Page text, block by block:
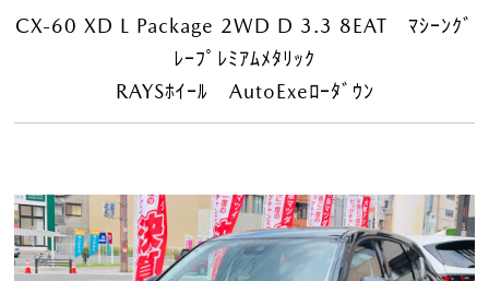
CX-60 XD L Package 2WD D 3.3 8EAT ﾏｼｰﾝｸﾞ
ﾚｰﾌﾟﾚﾐｱﾑﾒﾀﾘｯｸ
RAYSﾎｲｰﾙ AutoExeﾛｰﾀﾞｳﾝ